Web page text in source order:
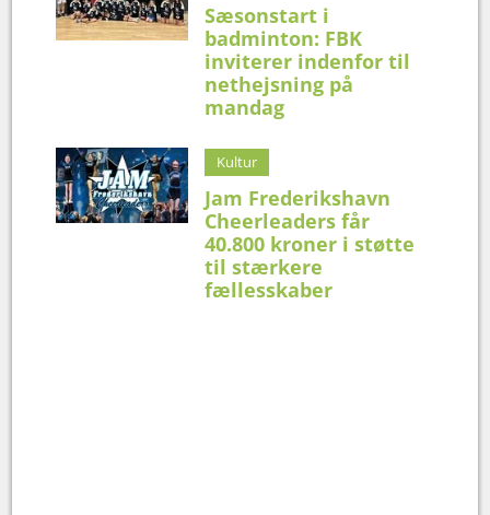
Sæsonstart i
badminton: FBK
inviterer indenfor til
nethejsning på
mandag
Kultur
Jam Frederikshavn
Cheerleaders får
40.800 kroner i støtte
til stærkere
fællesskaber